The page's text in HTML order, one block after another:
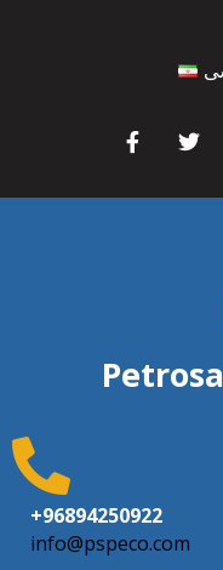
+96894250922
info@pspeco.com